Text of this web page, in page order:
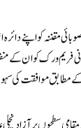
مقننہ کو اپنے
فریم ورک کو ان کے
مطابق موافقت کی